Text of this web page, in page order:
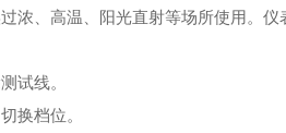
浓、高温、阳光直射等场所使用。仪
试线。
换档位。